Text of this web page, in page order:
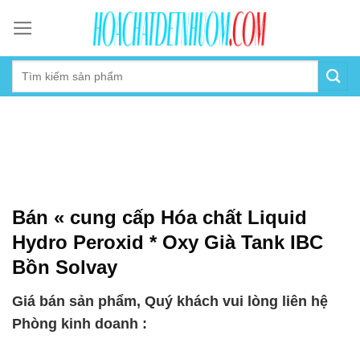
content
Bán « cung cấp Hóa chất Liquid
Hydro Peroxid * Oxy Già Tank IBC
Bồn Solvay
Giá bán sản phẩm, Quý khách vui lòng liên hệ
Phòng kinh doanh :